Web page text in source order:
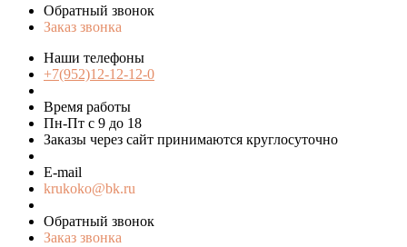
Обратный звонок
Заказ звонка
Наши телефоны
+7(952)12-12-12-0
Время работы
Пн-Пт с 9 до 18
Заказы через сайт принимаются круглосуточно
E-mail
krukoko@bk.ru
Обратный звонок
Заказ звонка